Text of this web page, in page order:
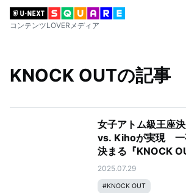
コンテンツLOVERメディア
KNOCK OUTの記事
女子アトム級王座
vs. Kihoが実現 一
決まる『KNOCK
2025.07.29
#KNOCK OUT